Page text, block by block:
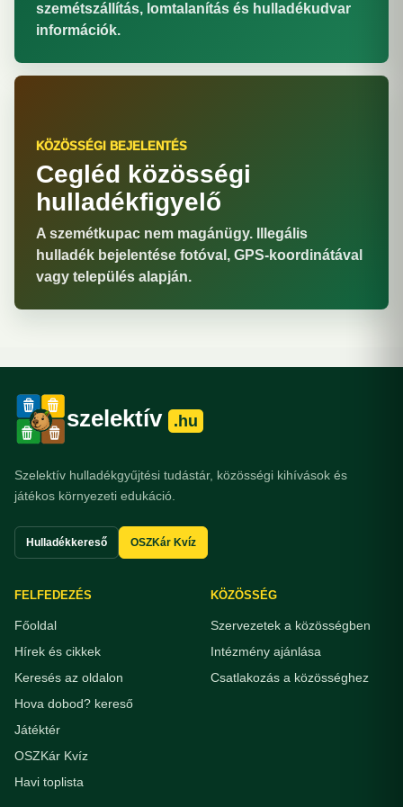
szemétszállítás, lomtalanítás és hulladékudvar
információk.
KÖZÖSSÉGI BEJELENTÉS
Cegléd közösségi
hulladékfigyelő
A szemétkupac nem magánügy. Illegális
hulladék bejelentése fotóval, GPS-koordinátával
vagy település alapján.
szelektív .hu
Szelektív hulladékgyűjtési tudástár, közösségi kihívások és
játékos környezeti edukáció.
Hulladékkereső OSZKár Kvíz
FELFEDEZÉS
Főoldal
Hírek és cikkek
Keresés az oldalon
Hova dobod? kereső
Játéktér
OSZKár Kvíz
Havi toplista
KÖZÖSSÉG
Szervezetek a közösségben
Intézmény ajánlása
Csatlakozás a közösséghez